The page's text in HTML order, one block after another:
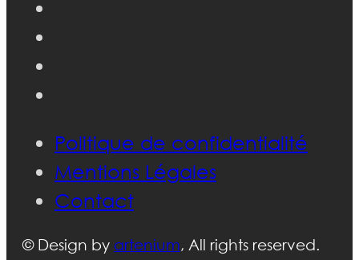
Politique de confidentialité
Mentions Légales
Contact
© Design by artenium, All rights reserved.